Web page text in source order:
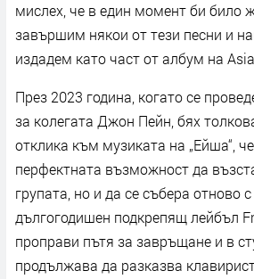
мислех, че в един момент би било
завършим някои от тези песни и
издадем като част от албум на
През 2023 година, когато се
за колегата Джон Пейн, бях
отклика към музиката на „Ейша“,
перфектната възможност да
групата, но и да се събера отново
дългогодишен подкрепящ лейбъл
проправи пътя за завръщане и в
продължава да разказва